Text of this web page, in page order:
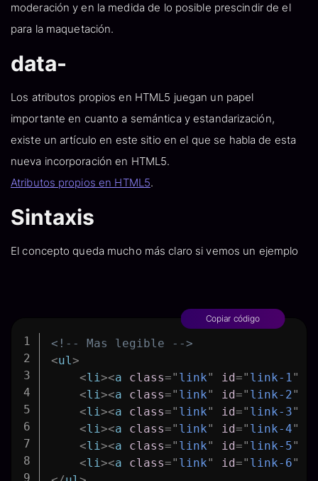
moderación y en la medida de lo posible prescindir de el
para la maquetación.
data-
Los atributos propios en HTML5 juegan un papel
importante en cuanto a semántica y estandarización,
existe un artículo en este sitio en el que se habla de esta
nueva incorporación en HTML5.
Atributos propios en HTML5.
Sintaxis
El concepto queda mucho más claro si vemos un ejemplo
Copiar código
<!-- Mas legible -->
<ul>
<li><a class=" link" id=" link-1"
<li><a class=" link" id=" link-2"
<li><a class=" link" id=" link-3"
<li><a class=" link" id=" link-4"
<li><a class=" link" id=" link-5"
<li><a class=" link" id=" link-6"